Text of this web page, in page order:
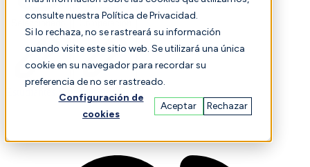
consulte nuestra Política de Privacidad.
Si lo rechaza, no se rastreará su información
cuando visite este sitio web. Se utilizará una única
cookie en su navegador para recordar su
preferencia de no ser rastreado.
Configuración de
cookies
Aceptar Rechazar
Finanzas Actuación